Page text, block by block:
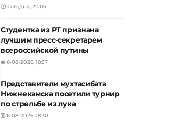
Сегодня, 20:05
Студентка из РТ признана
лучшим пресс-секретарем
всероссийской путины
6-08-2026, 18:37
Представители мухтасибата
Нижнекамска посетили турнир
по стрельбе из лука
6-08-2026, 18:30